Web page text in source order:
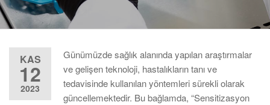
KAS
12
2023
Günümüzde sağlık alanında yapılan araştırmalar
ve gelişen teknoloji, hastalıkların tanı ve
tedavisinde kullanılan yöntemleri sürekli olarak
güncellemektedir. Bu bağlamda, “Sensitizasyon